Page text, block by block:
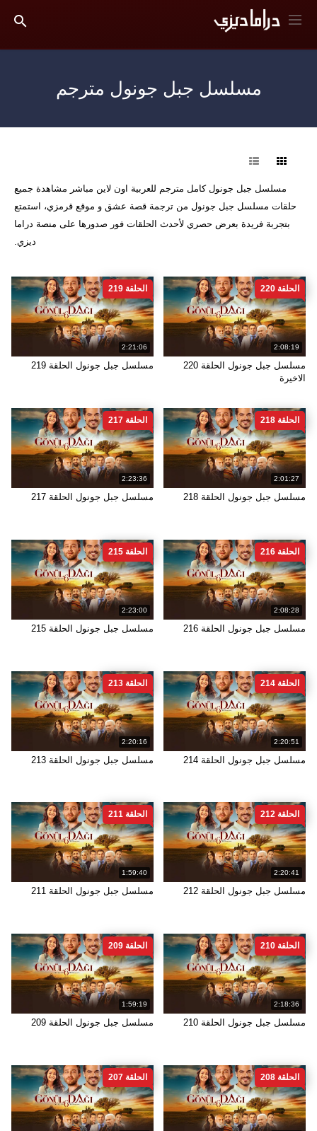
مسلسل جبل جونول مترجم
مسلسل جبل جونول كامل مترجم للعربية اون لاين مباشر مشاهدة جميع
حلقات مسلسل جبل جونول من ترجمة قصة عشق و موقع قرمزي، استمتع
بتجربة فريدة بعرض حصري لأحدث الحلقات فور صدورها على منصة دراما
ديزي.
2:08:19
الحلقة 220
مسلسل جبل جونول الحلقة 220
الاخيرة
2:21:06
الحلقة 219
مسلسل جبل جونول الحلقة 219
2:01:27
الحلقة 218
مسلسل جبل جونول الحلقة 218
2:23:36
الحلقة 217
مسلسل جبل جونول الحلقة 217
2:08:28
الحلقة 216
مسلسل جبل جونول الحلقة 216
2:23:00
الحلقة 215
مسلسل جبل جونول الحلقة 215
2:20:51
الحلقة 214
مسلسل جبل جونول الحلقة 214
2:20:16
الحلقة 213
مسلسل جبل جونول الحلقة 213
2:20:41
الحلقة 212
مسلسل جبل جونول الحلقة 212
1:59:40
الحلقة 211
مسلسل جبل جونول الحلقة 211
2:18:36
الحلقة 210
مسلسل جبل جونول الحلقة 210
1:59:19
الحلقة 209
مسلسل جبل جونول الحلقة 209
الحلقة 208 الحلقة 207